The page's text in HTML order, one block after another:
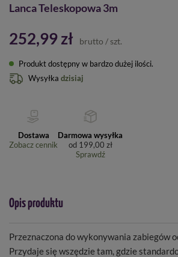
Lanca Teleskopowa 3m
252,99 zł brutto / szt.
Produkt dostępny w bardzo dużej ilości
Wysyłka dzisiaj
Dostawa
Zobacz cennik
Darmowa wysyłka
od 199,00 zł
Sprawdź
Opis produktu
Przeznaczona do wykonywania zabiegów
Przydaje się wszędzie tam, gdzie